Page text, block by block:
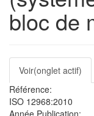
bloc de
Onglets
principaux
Voir(onglet actif)
Référence:
ISO 12968:2010
Année Publication: